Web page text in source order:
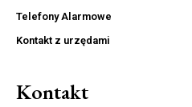
Telefony Alarmowe
Kontakt z urzędami
Kontakt